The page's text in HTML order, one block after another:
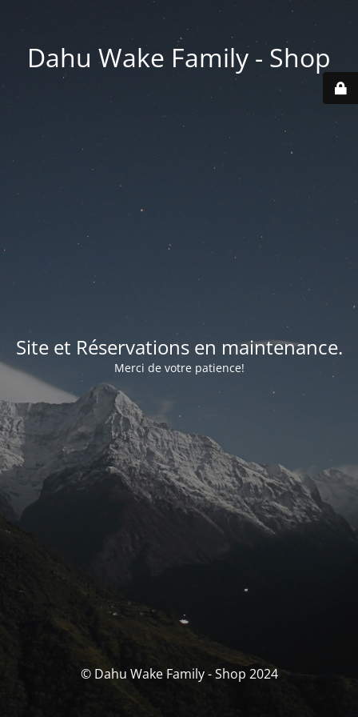
Dahu Wake Family - Shop
Site et Réservations en maintenance.
Merci de votre patience!
© Dahu Wake Family - Shop 2024